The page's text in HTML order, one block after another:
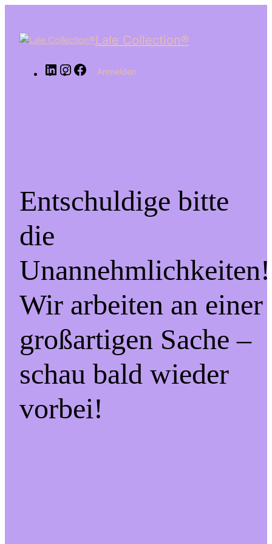
Lale Collection®
LinkedIn
Instagram
Facebook
Anmelden
Entschuldige bitte
die
Unannehmlichkeiten!
Wir arbeiten an einer
großartigen Sache –
schau bald wieder
vorbei!